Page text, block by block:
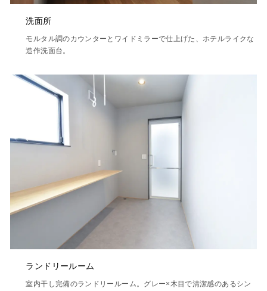
洗面所
モルタル調のカウンターとワイドミラーで仕上げた、ホテルライクな
造作洗面台。
ランドリールーム
室内干し完備のランドリールーム。グレー×木目で清潔感のあるシン